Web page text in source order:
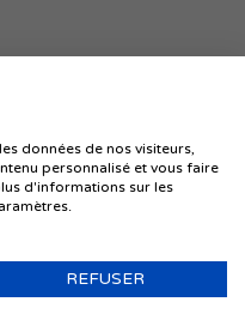
offre
TOUS DROITS RÉSERVÉS
données de nos visiteurs,
personnalisé et vous faire
d'informations sur les
REFUSER